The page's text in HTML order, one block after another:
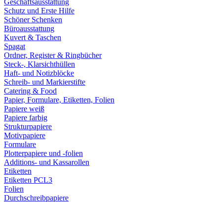
Geschäftsausstattung
Schutz und Erste Hilfe
Schöner Schenken
Büroausstattung
Kuvert & Taschen
Spagat
Ordner, Register & Ringbücher
Steck-, Klarsichthüllen
Haft- und Notizblöcke
Schreib- und Markierstifte
Catering & Food
Papier, Formulare, Etiketten, Folien
Papiere weiß
Papiere farbig
Strukturpapiere
Motivpapiere
Formulare
Plotterpapiere und -folien
Additions- und Kassarollen
Etiketten
Etiketten PCL3
Folien
Durchschreibpapiere